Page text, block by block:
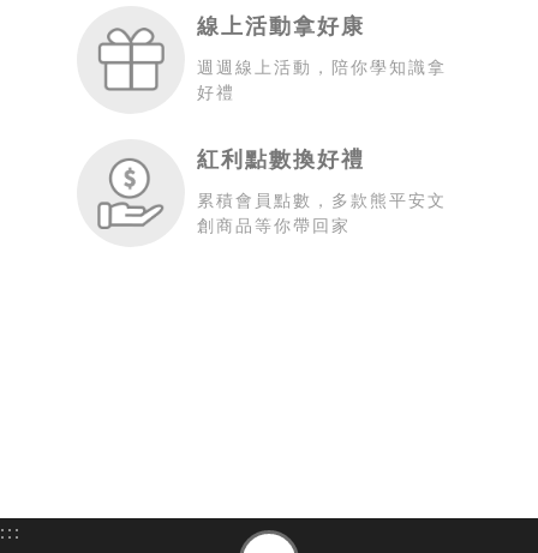
線上活動拿好康
週週線上活動，陪你學知識拿
好禮
紅利點數換好禮
累積會員點數，多款熊平安文
創商品等你帶回家
:::